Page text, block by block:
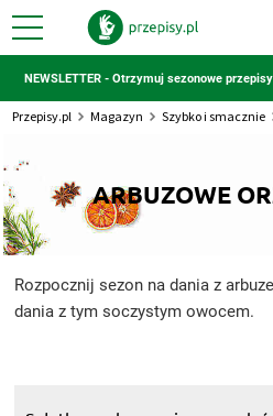
NEWSLETTER - Otrzymuj sezonowe
Przepisy.pl Magazyn Szybko i smacznie
ARBUZOWE
Rozpocznij sezon na dania z
dania z tym soczystym owocem.